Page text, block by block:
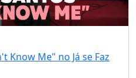
Know Me" no Já se Faz